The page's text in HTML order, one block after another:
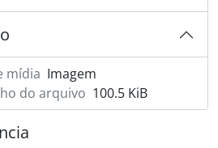
44
48
mídia Imagem
do arquivo 100.5 KiB